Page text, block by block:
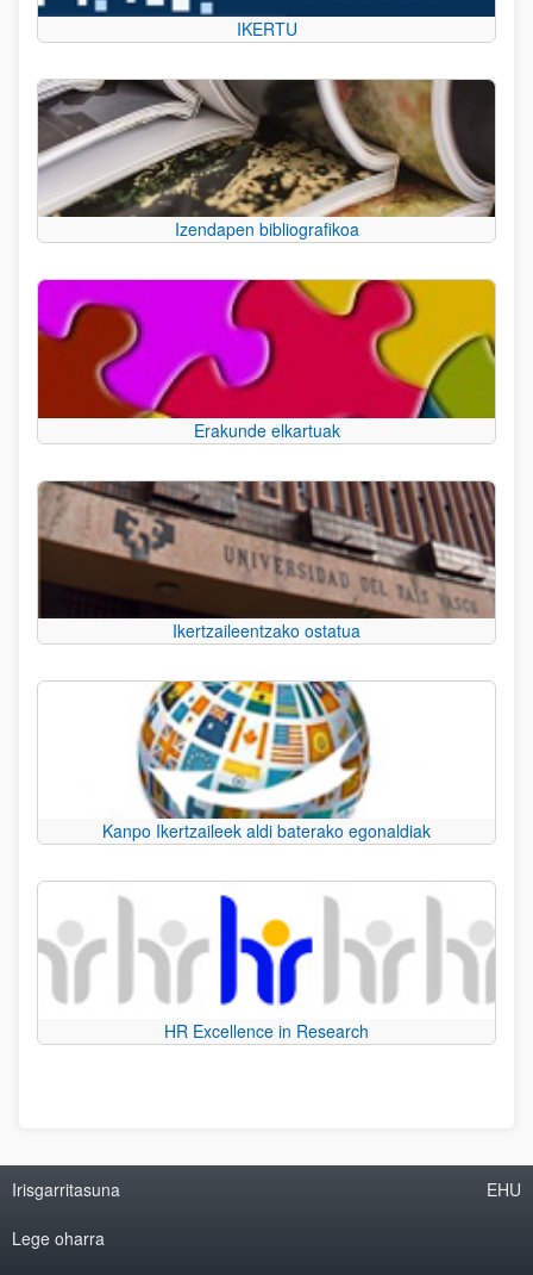
IKERTU
Izendapen bibliografikoa
Erakunde elkartuak
Ikertzaileentzako ostatua
Kanpo Ikertzaileek aldi baterako egonaldiak
HR Excellence in Research
Irisgarritasuna
Lege oharra
EHU